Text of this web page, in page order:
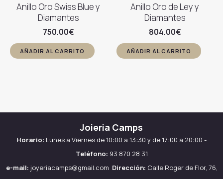
Anillo Oro Swiss Blue y
Diamantes
750.00€
AÑADIR AL CARRITO
Anillo Oro de Ley y
Diamantes
804.00€
AÑADIR AL CARRITO
Joieria Camps
Horario: Lunes a Viernes de 10:00 a 13:30 y de 17:00 a 20:00 -
Teléfono: 93 870 28 31
e-mail: joyeriacamps@gmail.com Dirección: Calle Roger de Flor, 76,